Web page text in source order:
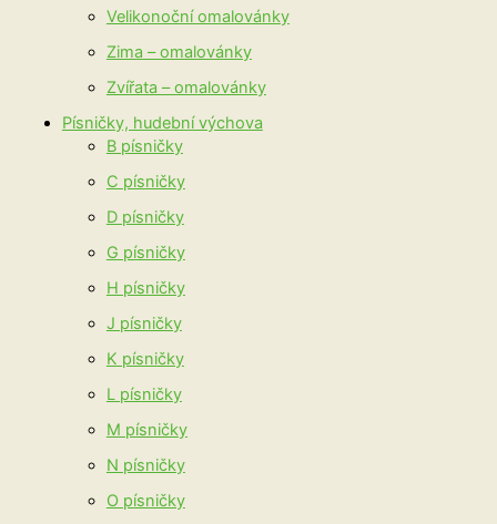
Velikonoční omalovánky
Zima – omalovánky
Zvířata – omalovánky
Písničky, hudební výchova
B písničky
C písničky
D písničky
G písničky
H písničky
J písničky
K písničky
L písničky
M písničky
N písničky
O písničky